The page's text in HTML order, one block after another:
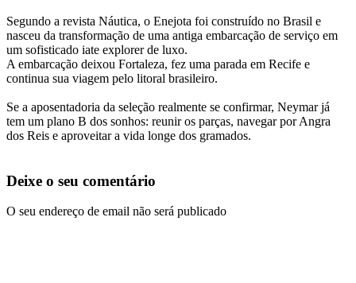
Segundo a revista Náutica, o Enejota foi construído no Brasil e
nasceu da transformação de uma antiga embarcação de serviço em
um sofisticado iate explorer de luxo.
A embarcação deixou Fortaleza, fez uma parada em Recife e
continua sua viagem pelo litoral brasileiro.
Se a aposentadoria da seleção realmente se confirmar, Neymar já
tem um plano B dos sonhos: reunir os parças, navegar por Angra
dos Reis e aproveitar a vida longe dos gramados.
Deixe o seu comentário
O seu endereço de email não será publicado